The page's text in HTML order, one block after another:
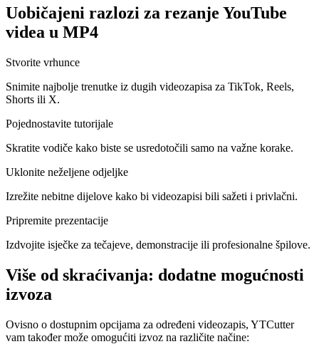
Uobičajeni razlozi za rezanje YouTube
videa u MP4
Stvorite vrhunce
Snimite najbolje trenutke iz dugih videozapisa za TikTok, Reels,
Shorts ili X.
Pojednostavite tutorijale
Skratite vodiče kako biste se usredotočili samo na važne korake.
Uklonite neželjene odjeljke
Izrežite nebitne dijelove kako bi videozapisi bili sažeti i privlačni.
Pripremite prezentacije
Izdvojite isječke za tečajeve, demonstracije ili profesionalne špilove.
Više od skraćivanja: dodatne mogućnosti
izvoza
Ovisno o dostupnim opcijama za određeni videozapis, YTCutter
vam također može omogućiti izvoz na različite načine: